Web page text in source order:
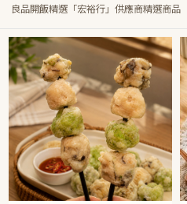
良品開飯精選「宏裕行」供應商精選商品